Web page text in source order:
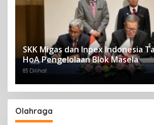
SKK Migas dan Inpex Indonesia
HoA Pengelolaan Blok Masela
83 Dilihat
Olahraga